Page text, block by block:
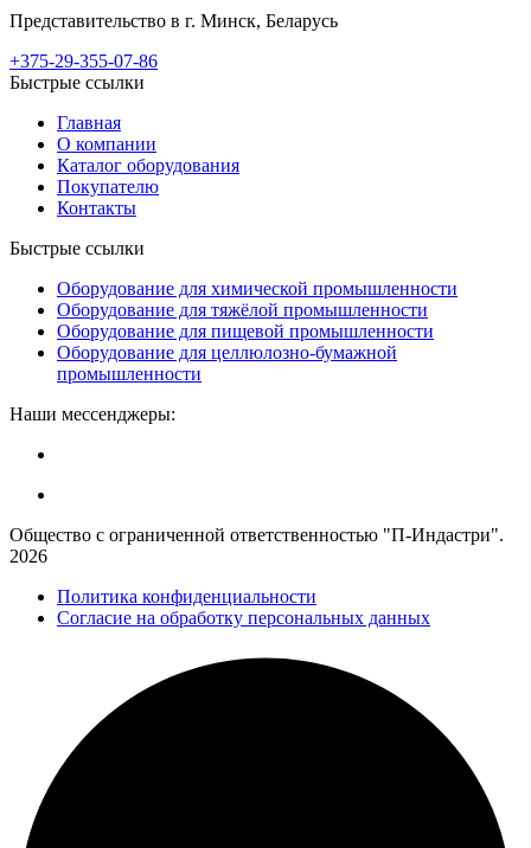
Представительство в г. Минск, Беларусь
+375-29-355-07-86
Быстрые ссылки
Главная
О компании
Каталог оборудования
Покупателю
Контакты
Быстрые ссылки
Оборудование для химической промышленности
Оборудование для тяжёлой промышленности
Оборудование для пищевой промышленности
Оборудование для целлюлозно-бумажной
промышленности
Наши мессенджеры:
Общество с ограниченной ответственностью "П-Индастри".
2026
Политика конфиденциальности
Согласие на обработку персональных данных